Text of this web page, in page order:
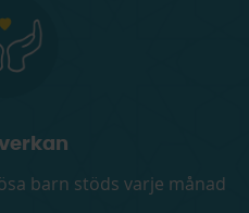
barn stöds varje månad